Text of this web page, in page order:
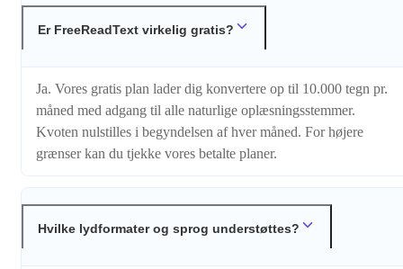
Er FreeReadText virkelig gratis?
Ja. Vores gratis plan lader dig konvertere op til 10.000 tegn pr.
måned med adgang til alle naturlige oplæsningsstemmer.
Kvoten nulstilles i begyndelsen af hver måned. For højere
grænser kan du tjekke vores betalte planer.
Hvilke lydformater og sprog understøttes?